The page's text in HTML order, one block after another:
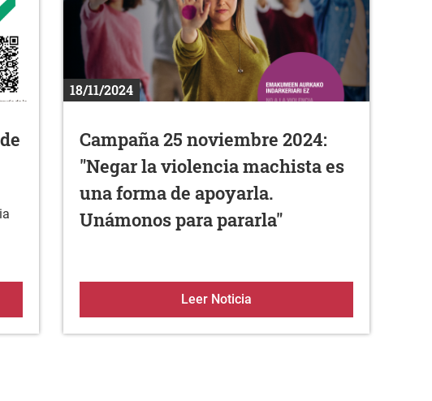
del Bar de las Piscinas de Zambrana
18/11/2024
Campaña 25 noviembre 2024:
"Negar la violencia machista es
una forma de apoyarla.
Unámonos para pararla"
Leer Noticia